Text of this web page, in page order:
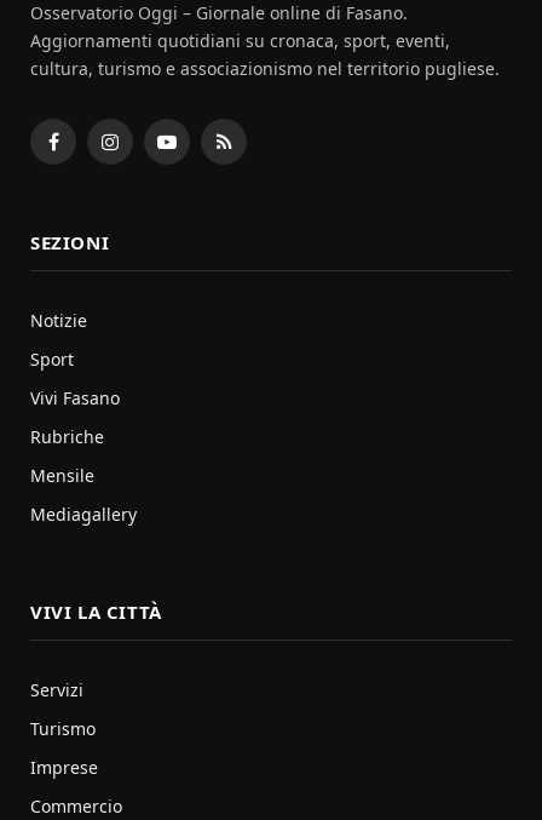
Osservatorio Oggi – Giornale online di Fasano.
Aggiornamenti quotidiani su cronaca, sport, eventi,
cultura, turismo e associazionismo nel territorio pugliese.
FacebookInstagramYouTubeRSS
SEZIONI
Notizie
Sport
Vivi Fasano
Rubriche
Mensile
Mediagallery
VIVI LA CITTÀ
Servizi
Turismo
Imprese
Commercio